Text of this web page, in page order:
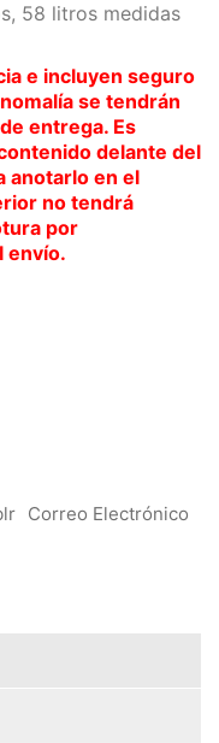
58 litros medidas
e incluyen seguro
se tendrán
entrega. Es
delante del
anotarlo en el
no tendrá
por
envío.
Correo Electrónico